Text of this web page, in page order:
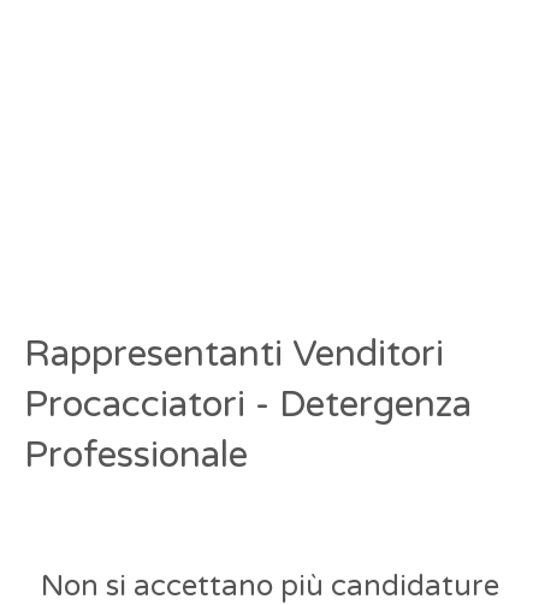
Rappresentanti Venditori
Procacciatori - Detergenza
Professionale
Non si accettano più candidature